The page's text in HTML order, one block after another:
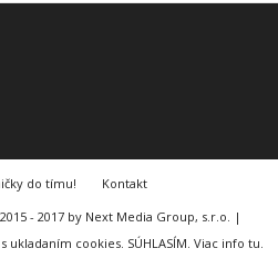
do tímu!
Kontakt
- 2017 by Next Media Group, s.r.o. |
cookies. SÚHLASÍM. Viac info tu.